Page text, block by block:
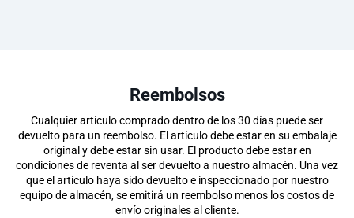
Reembolsos
Cualquier artículo comprado dentro de los 30 días puede ser
devuelto para un reembolso. El artículo debe estar en su embalaje
original y debe estar sin usar. El producto debe estar en
condiciones de reventa al ser devuelto a nuestroalmacén. Una vez
que el artículo haya sido devuelto e inspeccionado por nuestro
equipo de almacén, se emitirá un reembolso menos los costos de
envío originales al cliente.